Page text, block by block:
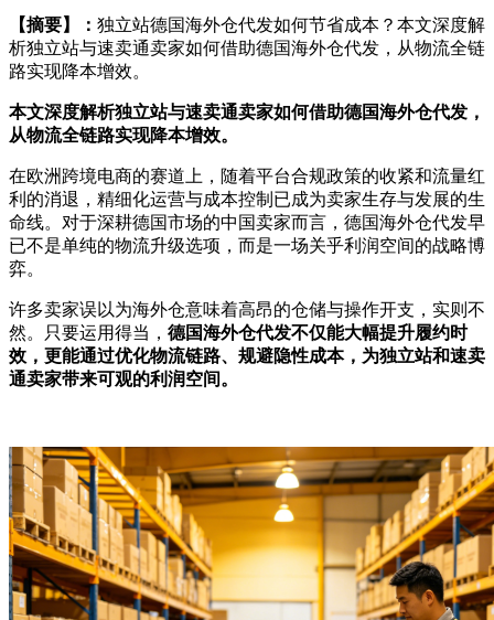
【摘要】： 独立站德国海外仓代发如何节省成本？本文深度解
析独立站与速卖通卖家如何借助德国海外仓代发，从物流全链
路实现降本增效。
本文深度解析独立站与速卖通卖家如何借助德国海外仓代发，
从物流全链路实现降本增效。
在欧洲跨境电商的赛道上，随着平台合规政策的收紧和流量红
利的消退，精细化运营与成本控制已成为卖家生存与发展的生
命线。对于深耕德国市场的中国卖家而言，德国海外仓代发早
已不是单纯的物流升级选项，而是一场关乎利润空间的战略博
弈。
许多卖家误以为海外仓意味着高昂的仓储与操作开支，实则不
然。只要运用得当， 德国海外仓代发不仅能大幅提升履约时
效，更能通过优化物流链路、规避隐性成本，为独立站和速卖
通卖家带来可观的利润空间。